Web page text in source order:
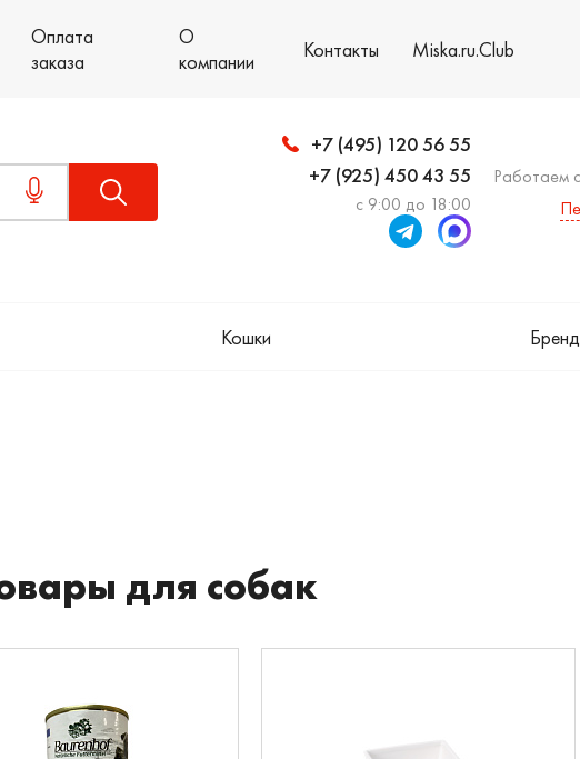
Оплата
заказа
О
компании
Контакты Miska.ru.Club
+7 (495) 120 56 55
+7 (925) 450 43 55
с 9:00 до 18:00
Работаем с
Кошки
для собак